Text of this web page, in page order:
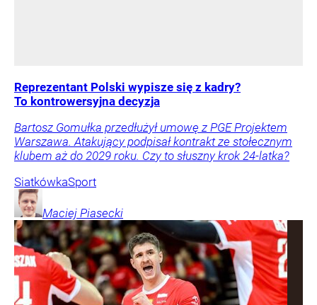
Reprezentant Polski wypisze się z kadry?
To kontrowersyjna decyzja
Bartosz Gomułka przedłużył umowę z PGE Projektem
Warszawa. Atakujący podpisał kontrakt ze stołecznym
klubem aż do 2029 roku. Czy to słuszny krok 24-latka?
SiatkówkaSport
Maciej Piasecki